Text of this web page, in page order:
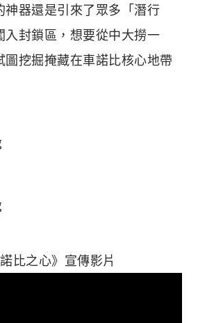
神器還是引來了眾多「潛行
入封鎖區，想要從中大撈一
圖挖掘掩藏在車諾比核心地帶
比之心》宣傳影片